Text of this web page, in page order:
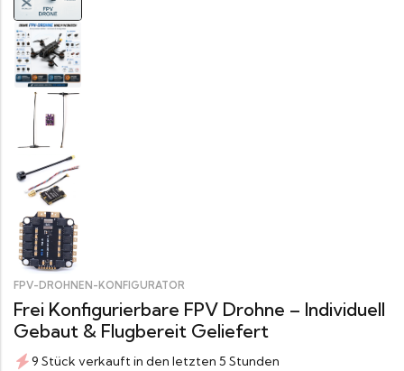
FPV-DROHNEN-KONFIGURATOR
Frei Konfigurierbare FPV Drohne – Individuell
Gebaut & Flugbereit Geliefert
9 Stück verkauft in den letzten 5 Stunden